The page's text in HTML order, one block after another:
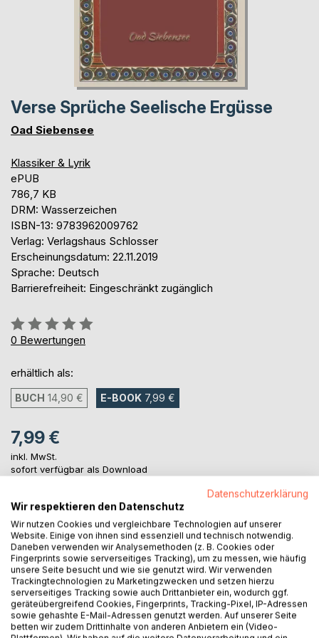
Verse Sprüche Seelische Ergüsse
Oad Siebensee
Klassiker & Lyrik
ePUB
786,7 KB
DRM: Wasserzeichen
ISBN-13: 9783962009762
Verlag: Verlagshaus Schlosser
Erscheinungsdatum: 22.11.2019
Sprache: Deutsch
Barrierefreiheit: Eingeschränkt zugänglich
Bewertung::
0%
0 Bewertungen
erhältlich als:
BUCH 14,90 € E-BOOK 7,99 €
7,99 €
inkl. MwSt.
sofort verfügbar als Download
IN DEN WARENKORB
Auf die Merkliste
Titel bewerten
Datenschutzerklärung
Wir respektieren den Datenschutz
Wir nutzen Cookies und vergleichbare Technologien auf unserer
Website. Einige von ihnen sind essenziell und technisch notwendig.
Daneben verwenden wir Analysemethoden (z. B. Cookies oder
Fingerprints sowie serverseitiges Tracking), um zu messen, wie häufig
unsere Seite besucht und wie sie genutzt wird. Wir verwenden
Trackingtechnologien zu Marketingzwecken und setzen hierzu
serverseitiges Tracking sowie auch Drittanbieter ein, wodurch ggf.
geräteübergreifend Cookies, Fingerprints, Tracking-Pixel, IP-Adressen
sowie gehashte E-Mail-Adressen genutzt werden. Auf unserer Seite
betten wir zudem Drittinhalte von anderen Anbietern ein (Video-